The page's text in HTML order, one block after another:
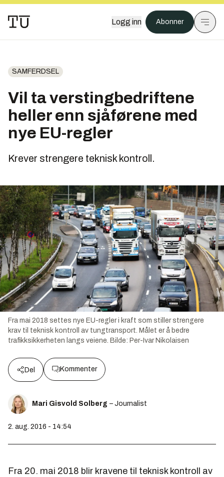
Logg inn Abonner
SAMFERDSEL
Vil ta verstingbedriftene
heller enn sjåførene med
nye EU-regler
Krever strengere teknisk kontroll.
Fra mai 2018 settes nye EU-regler i kraft som stiller strengere
krav til teknisk kontroll av tungtransport. Målet er å bedre
trafikksikkerheten langs veiene. Bilde: Per-Ivar Nikolaisen
Del Kommenter
Mari Gisvold Solberg – Journalist
2. aug. 2016 - 14:54
Fra 20. mai 2018 blir kravene til teknisk kontroll av